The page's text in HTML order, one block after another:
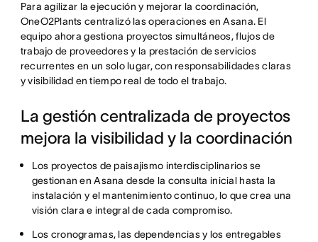
Para agilizar la ejecución y mejorar la coordinación,
OneO2Plants centralizó las operaciones en Asana. El
equipo ahora gestiona proyectos simultáneos, flujos de
trabajo de proveedores y la prestación de servicios
recurrentes en un solo lugar, con responsabilidades claras
y visibilidad en tiempo real de todo el trabajo.
La gestión centralizada de proyectos
mejora la visibilidad y la coordinación
Los proyectos de paisajismo interdisciplinarios se
gestionan en Asana desde la consulta inicial hasta la
instalación y el mantenimiento continuo, lo que crea una
visión clara e integral de cada compromiso.
Los cronogramas, las dependencias y los entregables